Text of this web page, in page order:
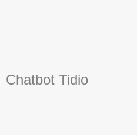
Chatbot Tidio